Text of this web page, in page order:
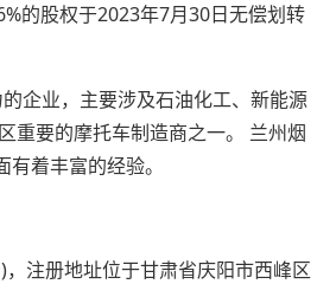
的股权于2023年7月30日无偿划转
企业，主要涉及石油化工、新能源
重要的摩托车制造商之一。 兰州烟
着丰富的经验。
注册地址位于甘肃省庆阳市西峰区